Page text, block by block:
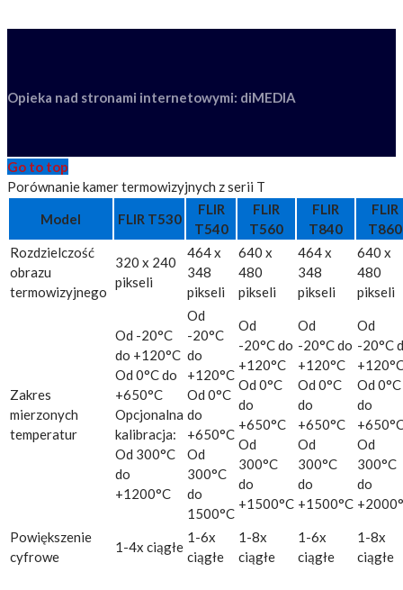
Opieka nad stronami internetowymi: diMEDIA
Go to top
Porównanie kamer termowizyjnych z serii T
Model
FLIR T530
FLIR
T540
FLIR
T560
FLIR
T840
FLIR
T860
Rozdzielczość
obrazu
termowizyjnego
320 x 240
pikseli
464 x
348
pikseli
640 x
480
pikseli
464 x
348
pikseli
640 x
480
pikseli
Zakres
mierzonych
temperatur
Od -20°C
do +120°C
Od 0°C do
+650°C
Opcjonalna
kalibracja:
Od 300°C
do
+1200°C
Od
-20°C
do
+120°C
Od 0°C
do
+650°C
Od
300°C
do
1500°C
Od
-20°C do
+120°C
Od 0°C
do
+650°C
Od
300°C
do
+1500°C
Od
-20°C do
+120°C
Od 0°C
do
+650°C
Od
300°C
do
+1500°C
Od
-20°C
Od 0°C
do
Od
300°C
do
Powiększenie
cyfrowe
1-4x ciągłe
1-6x
ciągłe
1-8x
ciągłe
1-6x
ciągłe
1-8x
ciągłe